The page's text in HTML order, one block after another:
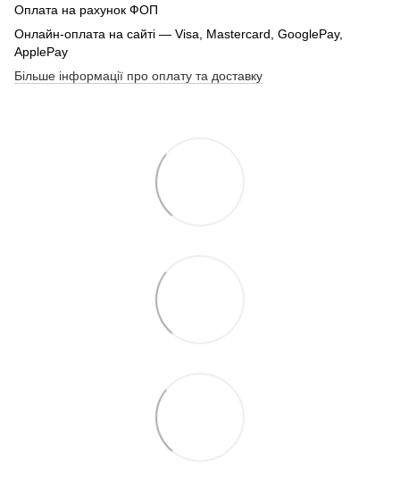
Оплата на рахунок ФОП
Онлайн-оплата на сайті — Visa, Mastercard, GooglePay,
ApplePay
Більше інформації про оплату та доставку